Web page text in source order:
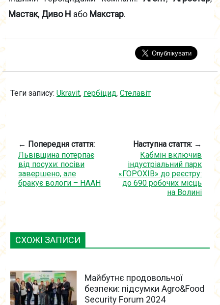
Мастак, Диво Н або Макстар.
Теги запису: Ukravit, гербіцид, Стелавіт
← Попередня стаття:
Львівщина потерпає
від посухи: посіви
завершено, але
бракує вологи – НААН
Наступна стаття: →
Кабмін включив
індустріальний парк
«ГОРОХІВ» до реєстру:
до 690 робочих місць
на Волині
СХОЖІ ЗАПИСИ
Майбутнє продовольчої
безпеки: підсумки Agro&Food
Security Forum 2024